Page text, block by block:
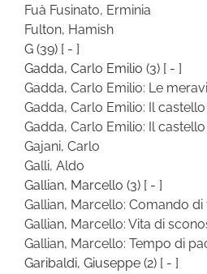
Fuà Fusinato, Erminia
Fulton, Hamish
G (39) [ - ]
Gadda, Carlo Emilio (3) [ - ]
Gadda, Carlo Emilio: Le
Gadda, Carlo Emilio: Il
Gadda, Carlo Emilio: Il
Gajani, Carlo
Galli, Aldo
Gallian, Marcello (3) [ - ]
Gallian, Marcello: Comando di
Gallian, Marcello: Vita di
Gallian, Marcello: Tempo di
Garibaldi, Giuseppe (2) [ - ]